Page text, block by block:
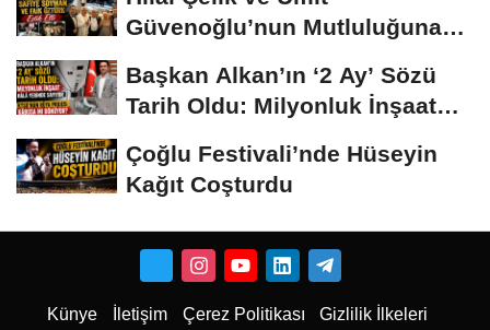
Güvenoğlu’nun Mutluluğuna
Başkan Alkan’ın ‘2 Ay’ Sözü
Tarih Oldu: Milyonluk İnşaat
Çoğlu Festivali’nde Hüseyin
Kağıt Coşturdu
Künye İletişim Çerez Politikası Gizlilik İlkeleri